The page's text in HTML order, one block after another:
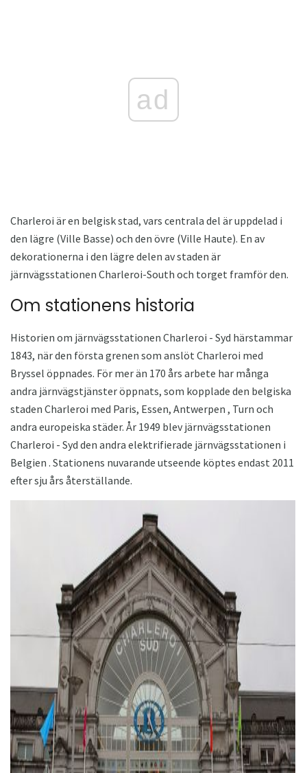
ad
Charleroi är en belgisk stad, vars centrala del är uppdelad i
den lägre (Ville Basse) och den övre (Ville Haute). En av
dekorationerna i den lägre delen av staden är
järnvägsstationen Charleroi-South och torget framför den.
Om stationens historia
Historien om järnvägsstationen Charleroi - Syd härstammar
1843, när den första grenen som anslöt Charleroi med
Bryssel öppnades. För mer än 170 års arbete har många
andra järnvägstjänster öppnats, som kopplade den belgiska
staden Charleroi med Paris, Essen, Antwerpen , Turn och
andra europeiska städer. År 1949 blev järnvägsstationen
Charleroi - Syd den andra elektrifierade järnvägsstationen i
Belgien . Stationens nuvarande utseende köptes endast 2011
efter sju års återställande.